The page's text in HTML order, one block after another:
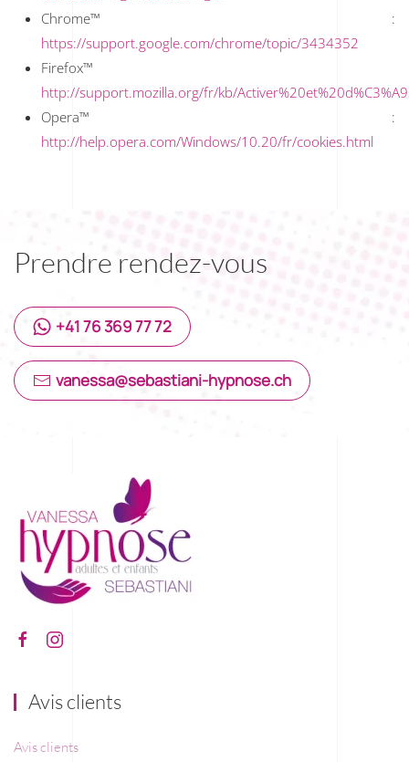
Chrome™ :
https://support.google.com/chrome/topic/3434352
Firefox™
http://support.mozilla.org/fr/kb/
Opera™ :
http://help.opera.com/Windows/10.20/fr/cookies.html
Prendre rendez-vous
+41 76 369 77 72
vanessa@sebastiani-hypnose.ch
Avis clients
Avis clients